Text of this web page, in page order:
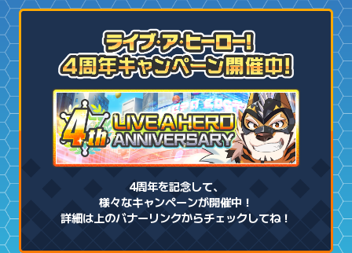
4周年を記念して、
様々なキャンペーンが開催中！
詳細は上のバナーリンクからチェックしてね！